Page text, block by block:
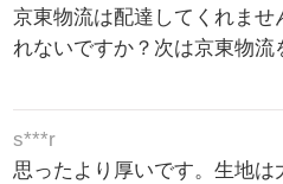
京東物流は配達してくれませ
れないですか？次は京東物流
s***r
思ったより厚いです。生地は